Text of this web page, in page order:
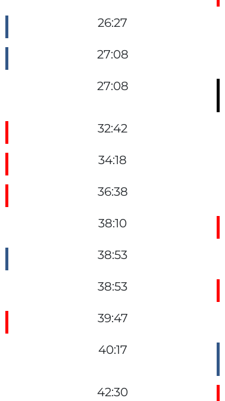
26:27
27:08
27:08
32:42
34:18
36:38
38:10
38:53
38:53
39:47
40:17
42:30